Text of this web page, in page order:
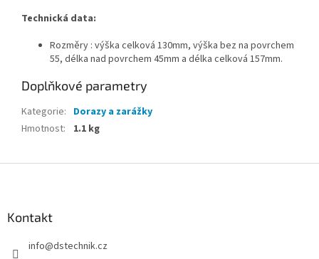
Technická data:
Rozměry : výška celková 130mm, výška bez na povrchem
55, délka nad povrchem 45mm a délka celková 157mm.
Doplňkové parametry
Kategorie: Dorazy a zarážky
Hmotnost: 1.1 kg
Kontakt
info@dstechnik.cz